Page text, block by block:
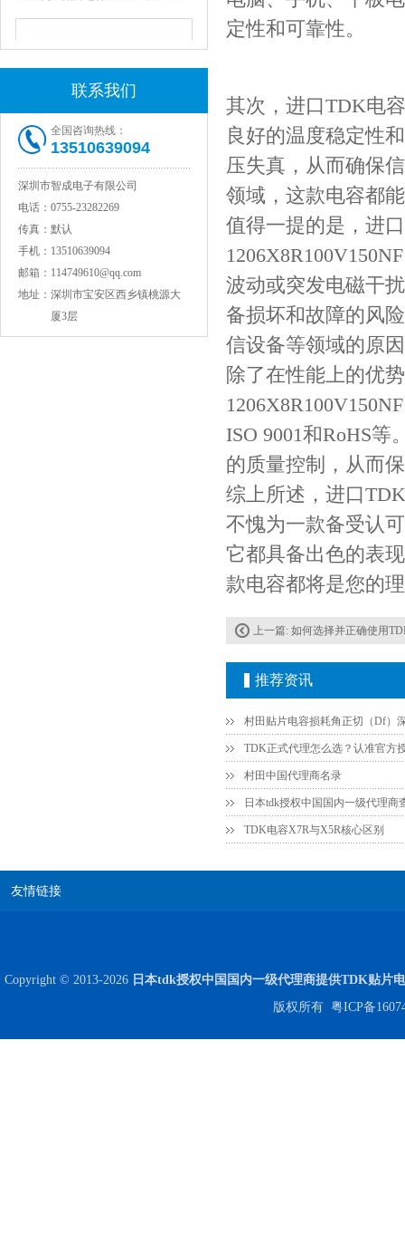
联系我们
全国咨询热线：
13510639094
深圳市智成电子有限公司
电话： 0755-23282269
传真： 默认
手机： 13510639094
邮箱： 114749610@qq.com
地址： 深圳市宝安区西乡镇桃源大
厦3层
定性和可靠性。
其次，进口TDK电
良好的温度稳定性
压失真，从而确保
领域，这款电容都
值得一提的是，进
波动或突发电磁干
备损坏和故障的风
信设备等领域的原
除了在性能上的优
ISO 9001和RoHS
的质量控制，从而
综上所述，进口
不愧为一款备受认
它都具备出色的表
款电容都将是您的
上一篇: 如何选择并正确使用TDK陶瓷贴片电容
推荐资讯
村田中国代理商名录
日本tdk授权中国国内一级代理商
TDK电容X7R与X5R核心区别
友情链接
Copyright © 2013-2026 日本tdk授权中国国内一级代理商提供TDK贴片
版权所有 粤ICP备